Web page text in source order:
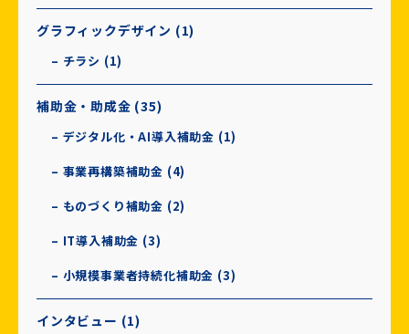
グラフィックデザイン (1)
– チラシ (1)
補助金・助成金 (35)
– デジタル化・AI導入補助金 (1)
– 事業再構築補助金 (4)
– ものづくり補助金 (2)
– IT導入補助金 (3)
– 小規模事業者持続化補助金 (3)
インタビュー (1)